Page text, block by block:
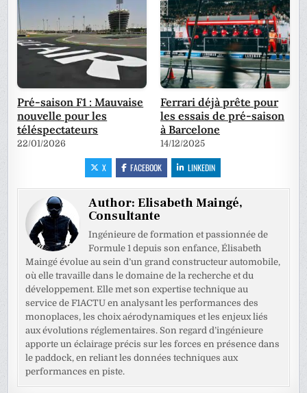
Pré-saison F1 : Mauvaise
nouvelle pour les
téléspectateurs
22/01/2026
Ferrari déjà prête pour
les essais de pré-saison
à Barcelone
14/12/2025
X FACEBOOK LINKEDIN
Author:Elisabeth Maingé,
Consultante
Ingénieure de formation et passionnée de
Formule 1 depuis son enfance, Élisabeth
Maingé évolue au sein d’un grand constructeur automobile,
où elle travaille dans le domaine de la recherche et du
développement. Elle met son expertise technique au
service de F1ACTU en analysant les performances des
monoplaces, les choix aérodynamiques et les enjeux liés
aux évolutions réglementaires. Son regard d’ingénieure
apporte un éclairage précis sur les forces en présence dans
le paddock, en reliant les données techniques aux
performances en piste.